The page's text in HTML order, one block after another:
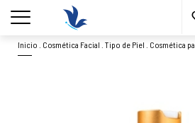
Envío gratisa partir 40€*
menu
Inicio Cosmética Facial .Tipo de Piel Cosmética